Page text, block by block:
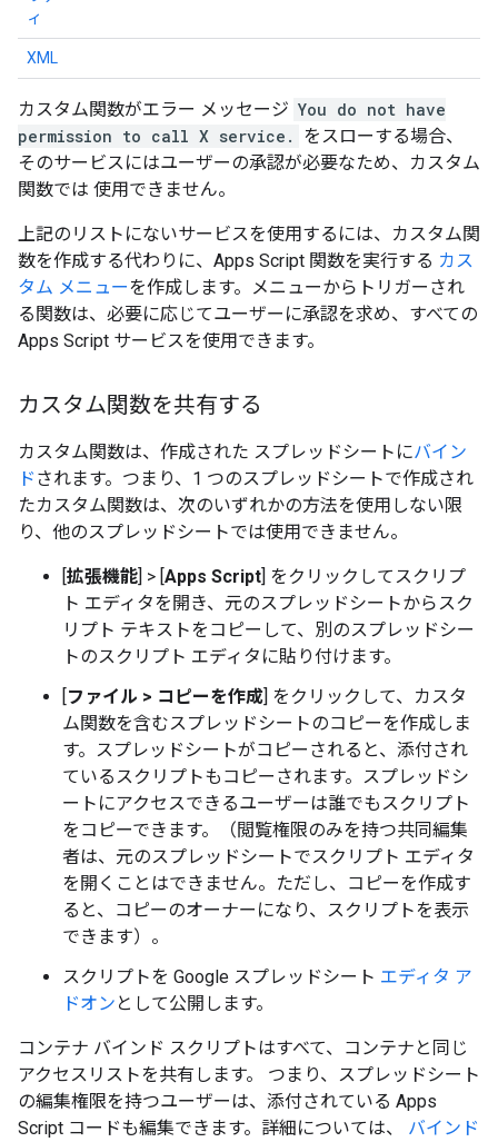
ィ
XML
カスタム関数がエラー メッセージ You do not have
permission to call X service.
をスローする場合、
そのサービスにはユーザーの承認が必要なため、カスタム
関数では 使用できません。
上記のリストにないサービスを使用するには、カスタム関
数を作成する代わりに、Apps Script 関数を実行する カス
タム メニューを作成します。メニューからトリガーされ
る関数は、必要に応じてユーザーに承認を求め、すべての
Apps Script サービスを使用できます。
カスタム関数を共有する
カスタム関数は、作成された スプレッドシートにバイン
ド されます。つまり、1 つのスプレッドシートで作成され
たカスタム関数は、次のいずれかの方法を使用しない限
り、他のスプレッドシートでは使用できません。
[拡張機能] > [Apps Script] をクリックしてスクリプ
ト エディタを開き、元のスプレッドシートからスク
リプト テキストをコピーして、別のスプレッドシー
トのスクリプト エディタに貼り付けます。
[ファイル > コピーを作成] をクリックして、カスタ
ム関数を含むスプレッドシートのコピーを作成しま
す。スプレッドシートがコピーされると、添付され
ているスクリプトもコピーされます。スプレッドシ
ートにアクセスできるユーザーは誰でもスクリプト
をコピーできます。（閲覧権限のみを持つ共同編集
者は、元のスプレッドシートでスクリプト エディタ
を開くことはできません。ただし、コピーを作成す
ると、コピーのオーナーになり、スクリプトを表示
できます）。
スクリプトを Google スプレッドシート エディタ ア
ドオン として公開します。
コンテナ バインド スクリプトはすべて、コンテナと同じ
アクセスリストを共有します。 つまり、スプレッドシート
の編集権限を持つユーザーは、添付されている Apps
Script コードも編集できます。詳細については、 バインド